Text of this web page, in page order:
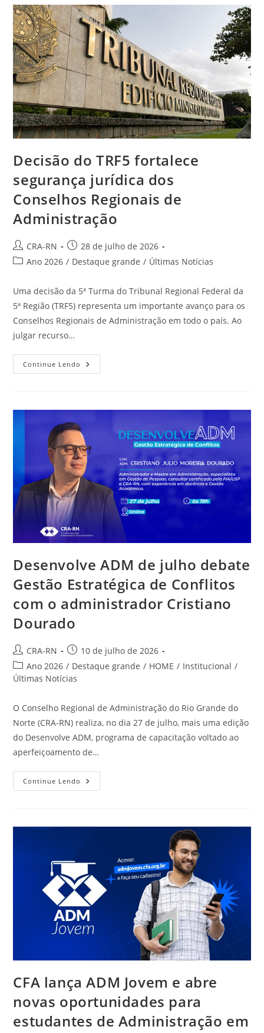
Em
Etapa
Decisiva
Para
Formação
Do
Colégio
Eleitoral
Decisão do TRF5 fortalece
segurança jurídica dos
Conselhos Regionais de
Administração
Autor
do
CRA-RN
Post
publicado:
28 de julho de 2026
Categoria
Ano 2026 / Destaque grande / Últimas Notícias
Uma decisão da 5ª Turma do Tribunal Regional Federal da
5ª Região (TRF5) representa um importante avanço para os
Conselhos Regionais de Administração em todo o país. Ao
julgar recurso…
Continue Lendo Decisão
Do
Dos
Regionais
De
Administração
Desenvolve ADM de julho debate
Gestão Estratégica de Conflitos
com o administrador Cristiano
Dourado
Autor
do
post:
CRA-RN
Post
publicado:
10 de julho de 2026
Categoria
do
Ano 2026 / Destaque grande / HOME / Institucional /
Últimas Notícias
O Conselho Regional de Administração do Rio Grande do
Norte (CRA-RN) realiza, no dia 27 de julho, mais uma edição
do Desenvolve ADM, programa de capacitação voltado ao
aperfeiçoamento de…
Continue Lendo Desenvolve
ADM
O
Administrador
Cristiano
Dourado
CFA lança ADM Jovem e abre
novas oportunidades para
estudantes de Administração em